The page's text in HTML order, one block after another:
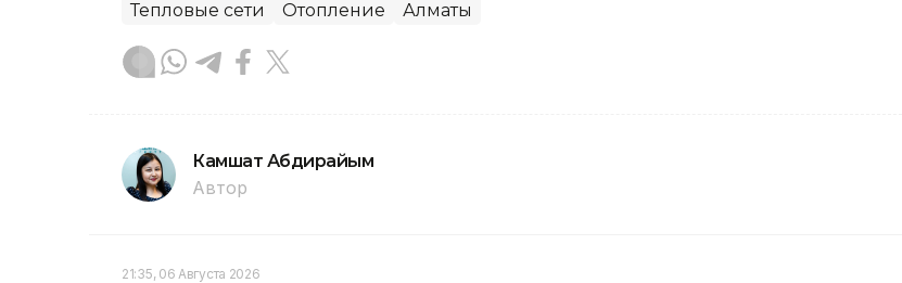
Тепловые сети Отопление Алматы
Камшат Абдирайым
Автор
21:35, 06 Августа 2026